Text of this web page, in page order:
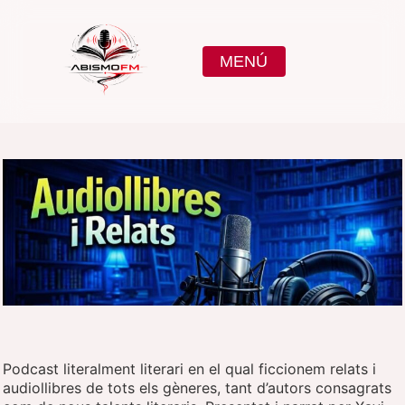
MENÚ
Podcast literalment literari en el qual ficcionem relats i
audiollibres de tots els gèneres, tant d’autors consagrats